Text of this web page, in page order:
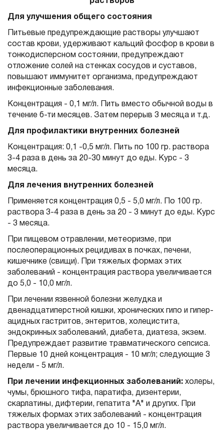
Для улучшения общего состояния
Питьевые предупреждающие растворы улучшают
состав крови, удерживают кальций фосфор в крови в
тонкодисперсном состоянии, предупреждают
отложение солей на стенках сосудов и суставов,
повышают иммунитет организма, предупреждают
инфекционные заболевания.
Концентрация - 0,1 мг/л. Пить вместо обычной воды в
течение б-ти месяцев. Затем перерыв 3 месяца и т.д.
Для профилактики внутренних болезней
Концентрация: 0,1 -0,5 мг/л. Пить по 100 гр. раствора
3-4 раза в день за 20-30 минут до еды. Курс - 3
месяца.
Для лечения внутренних болезней
Применяется концентрация 0,5 - 5,0 мг/л. По 100 гр.
раствора 3-4 раза в день за 20 - 3 минут до еды. Курс
- 3 месяца.
При пищевом отравлении, метеоризме, при
послеоперационных рецидивах в почках, печени,
кишечнике (свищи). При тяжелых формах этих
заболеваний - концентрация раствора увеличивается
до 5,0 - 10,0 мг/л.
При лечении язвенной болезни желудка и
двенадцатиперстной кишки, хронических гипо и гипер-
ацидных гастритов, энтеритов, холецистита,
эндокринных заболеваний, диабета, диатеза, экзем.
Предупреждает развитие травматического сепсиса.
Первые 10 дней концентрация - 10 мг/л; следующие 3
недели - 5 мг/л.
При лечении инфекционных заболеваний: холеры,
чумы, брюшного тифа, паратифа, дизентерии,
скарлатины, дифтерии, гепатита "А" и других. При
тяжелых формах этих заболеваний - концентрация
раствора увеличивается до 10 - 15,0 мг/л.